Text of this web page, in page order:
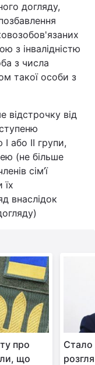
догляду,
з інвалідністю
з числа
такої особи з
відстрочку від
ступеню
або ІІ групи,
(не більше
сім’ї
їх
внаслідок
про
що
Стало